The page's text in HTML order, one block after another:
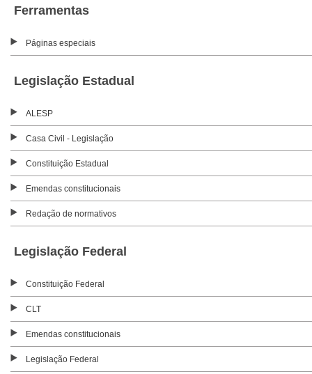
Ferramentas
Páginas especiais
Legislação Estadual
ALESP
Casa Civil - Legislação
Constituição Estadual
Emendas constitucionais
Redação de normativos
Legislação Federal
Constituição Federal
CLT
Emendas constitucionais
Legislação Federal